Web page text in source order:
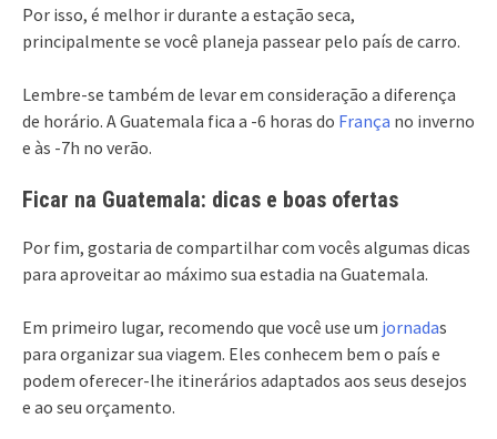
Por isso, é melhor ir durante a estação seca,
principalmente se você planeja passear pelo país de carro.
Lembre-se também de levar em consideração a diferença
de horário. A Guatemala fica a -6 horas do França no inverno
e às -7h no verão.
Ficar na Guatemala: dicas e boas ofertas
Por fim, gostaria de compartilhar com vocês algumas dicas
para aproveitar ao máximo sua estadia na Guatemala.
Em primeiro lugar, recomendo que você use um jornadas
para organizar sua viagem. Eles conhecem bem o país e
podem oferecer-lhe itinerários adaptados aos seus desejos
e ao seu orçamento.